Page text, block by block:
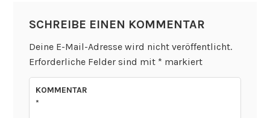
SCHREIBE EINEN KOMMENTAR
Deine E-Mail-Adresse wird nicht veröffentlicht.
Erforderliche Felder sind mit * markiert
KOMMENTAR
*